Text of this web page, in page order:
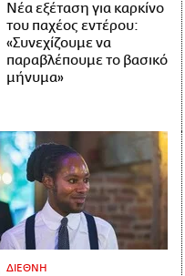
Νέα εξέταση για καρκίνο
του παχέος εντέρου:
«Συνεχίζουμε να
παραβλέπουμε το βασικό
μήνυμα»
ΔΙΕΘΝΗ